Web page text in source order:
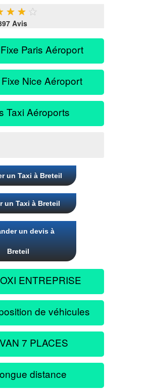
★ ★ ★
Avis
Paris Aéroport
Nice Aéroport
Taxi Aéroports
un Taxi à Breteil
un Taxi à Breteil
un devis à
Breteil
ENTREPRISE
de véhicules
7 PLACES
distance